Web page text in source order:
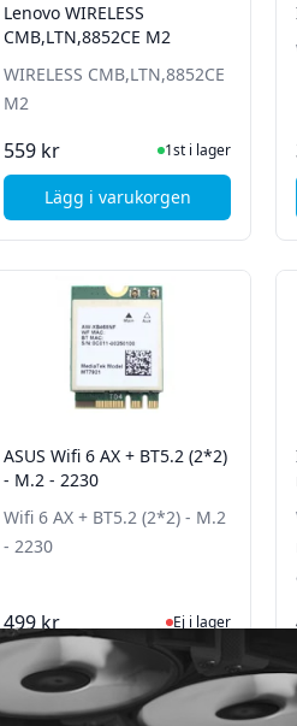
Lenovo WIRELESS
CMB,LTN,8852CE M2
WIRELESS CMB,LTN,8852CE
M2
559 kr I Lager1st i lager
Lägg i varukorgen, Lenovo WIRELESS
ASUS Wifi 6 AX + BT5.2 (2*2)
- M.2 - 2230
Wifi 6 AX + BT5.2 (2*2) - M.2
- 2230
499 kr Ej i lager, besök
Ej i lager
Lägg i varukorgen, ASUS Wifi 6 AX +